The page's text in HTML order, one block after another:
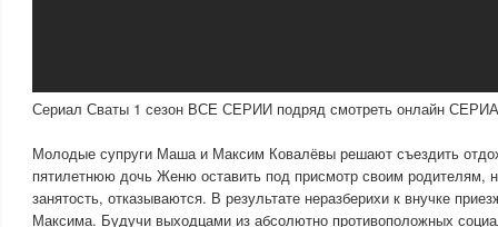
Сериал Сваты 1 сезон ВСЕ СЕРИИ подряд смотреть онлайн
Молодые супруги Маша и Максим Ковалёвы решают съездить
пятилетнюю дочь Женю оставить под присмотр своим родителям,
занятость, отказываются. В результате неразберихи к внучке
Максима. Будучи выходцами из абсолютно противоположных